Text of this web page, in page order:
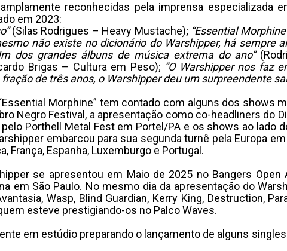
reconhecidas pela imprensa especializada
em 2023:
(Silas Rodrigues – Heavy Mustache); “Essential
não existe no dicionário do Warshipper, há sempre
dos grandes álbuns de música extrema do ano”
Brigas – Cultura em Peso); “O Warshipper nos faz
fração de três anos, o Warshipper deu um surpreendente
Morphine” tem contado com alguns dos shows
Negro Festival, a apresentação como co-headliners do
Porthell Metal Fest em Portel/PA e os shows ao lado
embarcou para sua segunda turnê pela Europa
França, Espanha, Luxemburgo e Portugal.
se apresentou em Maio de 2025 no Bangers
em São Paulo. No mesmo dia da apresentação do
Wasp, Blind Guardian, Kerry King, Destruction,
esteve prestigiando-os no Palco Waves.
em estúdio preparando o lançamento de alguns